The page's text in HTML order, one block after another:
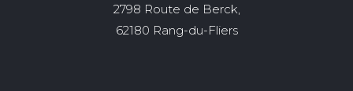
2798 Route de Berck,
62180 Rang-du-Fliers